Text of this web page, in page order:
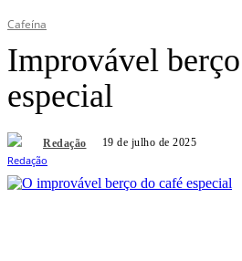
Cafeína
Improvável
especial
Redação 19 de julho de 2025